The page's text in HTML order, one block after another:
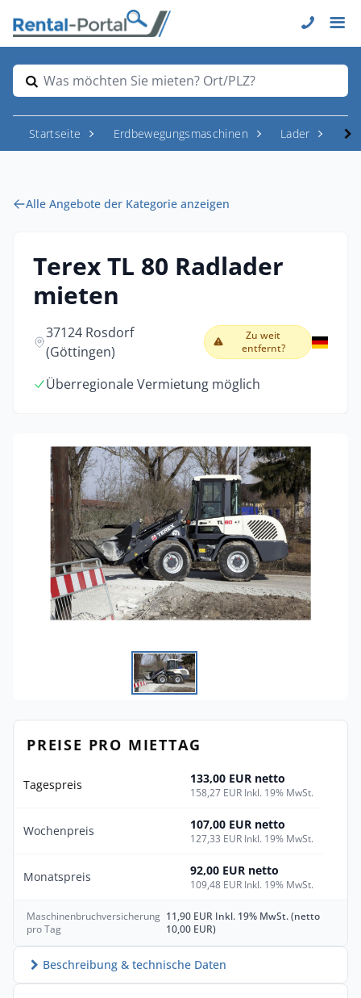
Was möchten Sie mieten? Ort/PLZ?
Startseite Erdbewegungsmaschinen Lader
Alle Angebote der Kategorie anzeigen
Terex TL 80 Radlader
mieten
37124 Rosdorf
(Göttingen)
Zu weit
entfernt?
Überregionale Vermietung möglich
PREISE PRO MIETTAG
Tagespreis 133,00 EUR netto
158,27 EUR Inkl. 19% MwSt.
Wochenpreis 107,00 EUR netto
127,33 EUR Inkl. 19% MwSt.
Monatspreis 92,00 EUR netto
109,48 EUR Inkl. 19% MwSt.
Maschinenbruchversicherung
pro Tag
11,90 EUR Inkl. 19% MwSt. (netto
10,00 EUR)
Beschreibung & technische Daten